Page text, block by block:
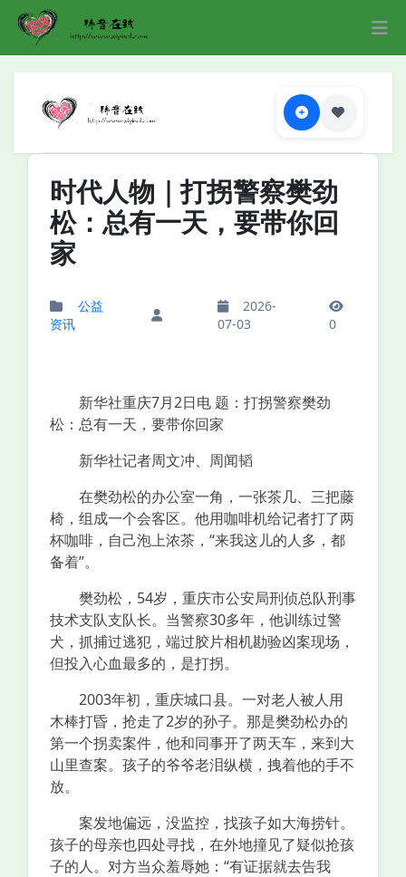
时代人物｜打拐警察樊劲
松：总有一天，要带你回
家
公益
资讯
2026-
07-03
0
新华社重庆7月2日电 题：打拐警察樊劲
松：总有一天，要带你回家
新华社记者周文冲、周闻韬
在樊劲松的办公室一角，一张茶几、三把藤
椅，组成一个会客区。他用咖啡机给记者打了两
杯咖啡，自己泡上浓茶，“来我这儿的人多，都
备着”。
樊劲松，54岁，重庆市公安局刑侦总队刑事
技术支队支队长。当警察30多年，他训练过警
犬，抓捕过逃犯，端过胶片相机勘验凶案现场，
但投入心血最多的，是打拐。
2003年初，重庆城口县。一对老人被人用
木棒打昏，抢走了2岁的孙子。那是樊劲松办的
第一个拐卖案件，他和同事开了两天车，来到大
山里查案。孩子的爷爷老泪纵横，拽着他的手不
放。
案发地偏远，没监控，找孩子如大海捞针。
孩子的母亲也四处寻找，在外地撞见了疑似抢孩
子的人。对方当众羞辱她：“有证据就去告我